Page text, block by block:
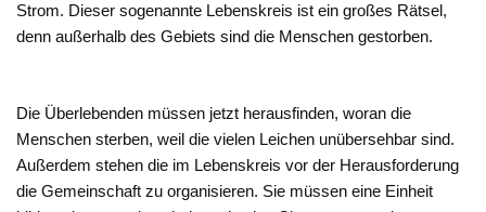
Strom. Dieser sogenannte Lebenskreis ist ein großes Rätsel,
denn außerhalb des Gebiets sind die Menschen gestorben.
Die Überlebenden müssen jetzt herausfinden, woran die
Menschen sterben, weil die vielen Leichen unübersehbar sind.
Außerdem stehen die im Lebenskreis vor der Herausforderung
die Gemeinschaft zu organisieren. Sie müssen eine Einheit